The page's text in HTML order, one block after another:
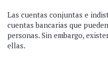
Las cuentas conjuntas e
cuentas bancarias que
personas. Sin embargo,
ellas.